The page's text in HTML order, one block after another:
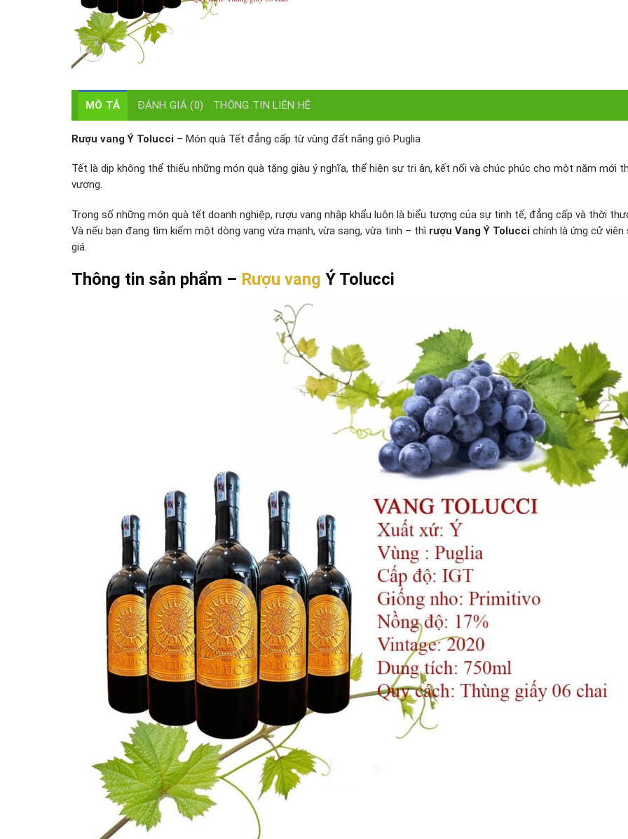
MÔ TẢ ĐÁNH GIÁ (0) THÔNG TIN LIÊN HỆ
Rượu vang Ý Tolucci – Món quà Tết đẳng cấp từ vùng đất nắng gió Puglia
Tết là dịp không thể thiếu những món quà tặng giàu ý nghĩa, thể hiện sự tri ân, kết nối và chúc phúc cho một năm mới
vượng.
Trong số những món quà tết doanh nghiệp, rượu vang nhập khẩu luôn là biểu tượng của sự tinh tế, đẳng cấp và thời
Và nếu bạn đang tìm kiếm một dòng vang vừa mạnh, vừa sang, vừa tinh – thì rượu Vang Ý Tolucci chính là ứng cử viên
giá.
Thông tin sản phẩm – Rượu vang Ý Tolucci